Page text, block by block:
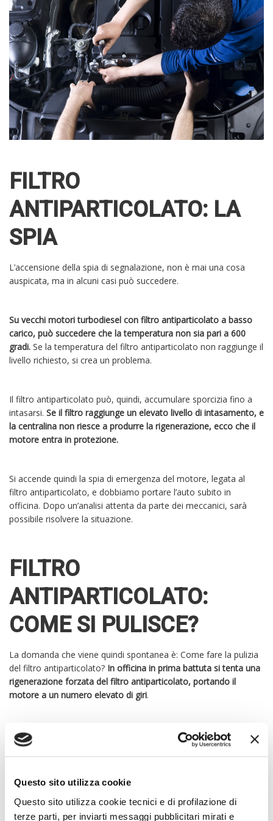
Questo sito utilizza cookie
Questo sito utilizza cookie tecnici e di profilazione di
terze parti, per inviarti messaggi pubblicitari mirati e
FILTRO
ANTIPARTICOLATO: LA
SPIA
L’accensione della spia di segnalazione, non è mai una cosa
auspicata, ma in alcuni casi può succedere.
Su vecchi motori turbodiesel con filtro antiparticolato a basso
carico, può succedere che la temperatura non sia pari a 600
gradi. Se la temperatura del filtro antiparticolato non raggiunge il
livello richiesto, si crea un problema.
Il filtro antiparticolato può, quindi, accumulare sporcizia fino a
intasarsi. Se il filtro raggiunge un elevato livello di intasamento, e
la centralina non riesce a produrre la rigenerazione, ecco che il
motore entra in protezione.
Si accende quindi la spia di emergenza del motore, legata al
filtro antiparticolato, e dobbiamo portare l’auto subito in
officina. Dopo un’analisi attenta da parte dei meccanici, sarà
possibile risolvere la situazione.
FILTRO
ANTIPARTICOLATO:
COME SI PULISCE?
La domanda che viene quindi spontanea è: Come fare la pulizia
del filtro antiparticolato? In officina in prima battuta si tenta una
rigenerazione forzata del filtro antiparticolato, portando il
motore a un numero elevato di giri.
Mantenendo la vettura ferma per circa 10 minuti, il motore
viene portato a circa 3000 giri si aggiunge un additivo
professionale per la rigenerazione. Normalmente questa strada
problematica.